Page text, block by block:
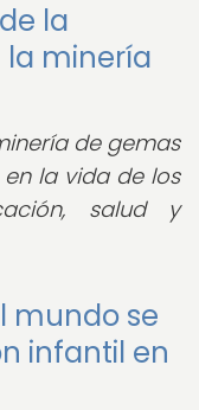
la
minería
de gemas
la vida de los
salud y
mundo se
infantil en